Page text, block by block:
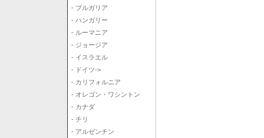
- ブルガリア
- ハンガリー
- ルーマニア
- ジョージア
- イスラエル
- ドイツ->
- カリフォルニア
- オレゴン・ワシントン
- カナダ
- チリ
- アルゼンチン